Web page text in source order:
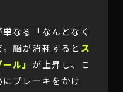
なる「なんとなく
脳が消耗すると ス
ル」 が上昇し、こ
ブレーキをかけ